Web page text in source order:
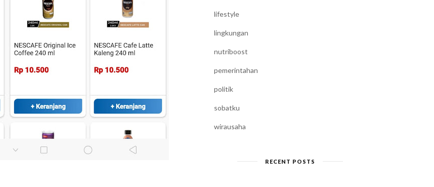
lifestyle
lingkungan
nutriboost
pemerintahan
politik
sobatku
wirausaha
RECENT POSTS